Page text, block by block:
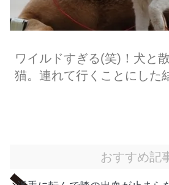
ワイルドすぎる(笑)！犬と
猫。連れて行くことにした
おすすめ記